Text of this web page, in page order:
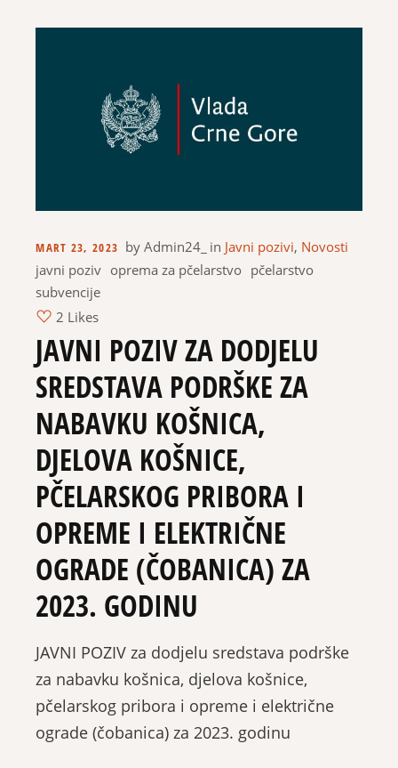
MART 23, 2023 by Admin24_ in Javni pozivi, Novosti
javni poziv oprema za pčelarstvo pčelarstvo
subvencije
2 Likes
JAVNI POZIV ZA DODJELU
SREDSTAVA PODRŠKE ZA
NABAVKU KOŠNICA,
DJELOVA KOŠNICE,
PČELARSKOG PRIBORA I
OPREME I ELEKTRIČNE
OGRADE (ČOBANICA) ZA
2023. GODINU
JAVNI POZIV za dodjelu sredstava podrške
za nabavku košnica, djelova košnice,
pčelarskog pribora i opreme i električne
ograde (čobanica) za 2023. godinu